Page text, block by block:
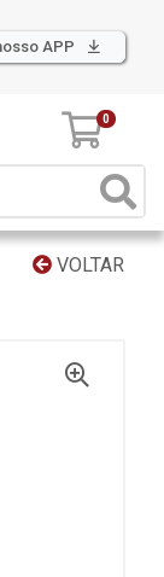
APP
0
VOLTAR